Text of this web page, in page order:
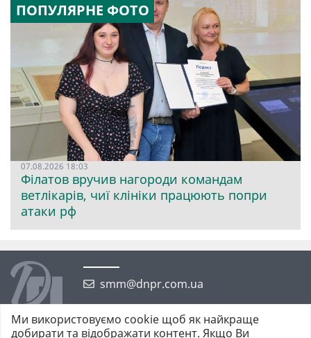
ПОПУЛЯРНЕ ФОТО
07.08.2026 18:03
Філатов вручив нагороди командам
ветлікарів, чиї клініки працюють попри
атаки рф
smm@dnpr.com.ua
Ми використовуємо cookie щоб як найкраще
добирати та відображати контент. Якщо Ви